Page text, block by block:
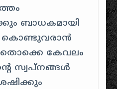
ബാധകമായി
കൊണ്ടുവരാൻ
കേവലം
സ്വപ്നങ്ങൾ